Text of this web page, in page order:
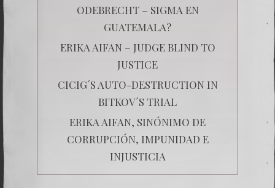
ODEBRECHT – SIGMA EN
GUATEMALA?
ERIKA AIFAN – JUDGE BLIND TO
JUSTICE
CICIG´S AUTO-DESTRUCTION IN
BITKOV´S TRIAL
ERIKA AIFAN, SINÓNIMO DE
CORRUPCIÓN, IMPUNIDAD E
INJUSTICIA